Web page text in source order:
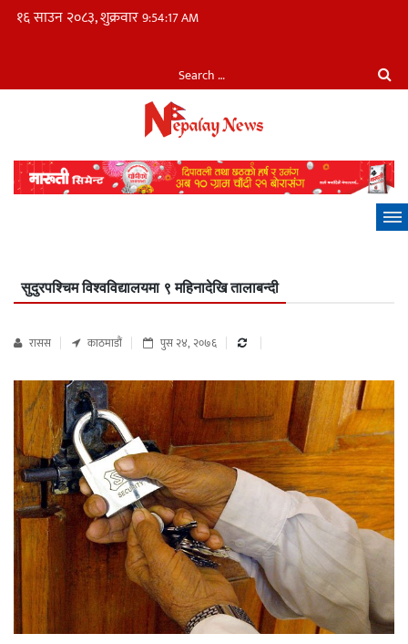
१६ साउन २०८३, शुक्रवार9:54:18 AM
सुदुरपश्चिम विश्वविद्यालयमा ९ महिनादेखि तालाबन्दी
रासस काठमाडौं पुस २४, २०७६